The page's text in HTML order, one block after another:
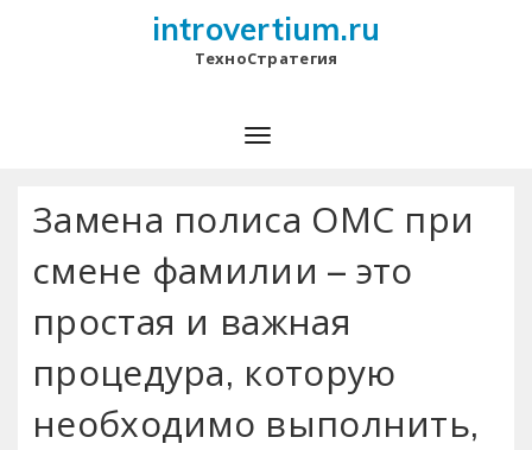
introvertium.ru
ТехноСтратегия
Замена полиса ОМС при
смене фамилии – это
простая и важная
процедура‚ которую
необходимо выполнить‚